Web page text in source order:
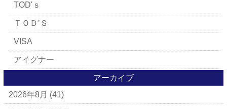
TOD'ｓ
ＴＯＤ’Ｓ
VISA
アイグナー
アパレルブランド
アーカイブ
2026年8月 (41)